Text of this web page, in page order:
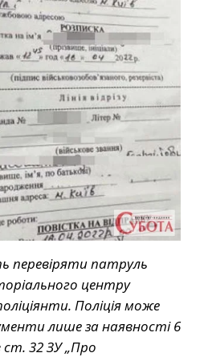
перевіряти патруль
центру
Поліція може
лише за наявності 6
ст. 32 ЗУ „Про